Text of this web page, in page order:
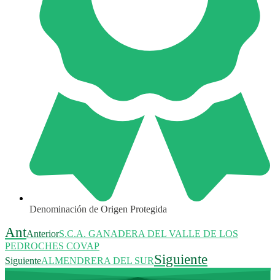
Denominación de Origen Protegida
AntAnteriorS.C.A. GANADERA DEL VALLE DE LOS
PEDROCHES COVAP
SiguienteALMENDRERA DEL SURSiguiente